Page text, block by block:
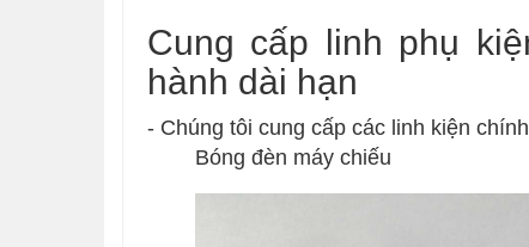
Cung cấp linh phụ
hành dài hạn
- Chúng tôi cung cấp các linh kiện
Bóng đèn máy chiếu